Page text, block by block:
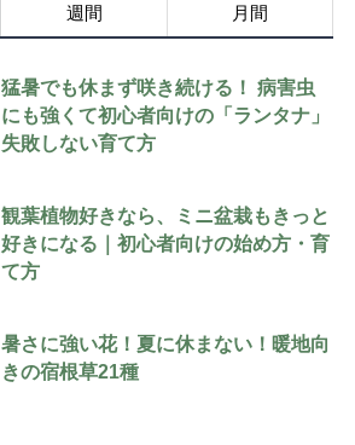
週間 月間
猛暑でも休まず咲き続ける！ 病害虫
にも強くて初心者向けの「ランタナ」
失敗しない育て方
観葉植物好きなら、ミニ盆栽もきっと
好きになる｜初心者向けの始め方・育
て方
暑さに強い花！夏に休まない！暖地向
きの宿根草21種